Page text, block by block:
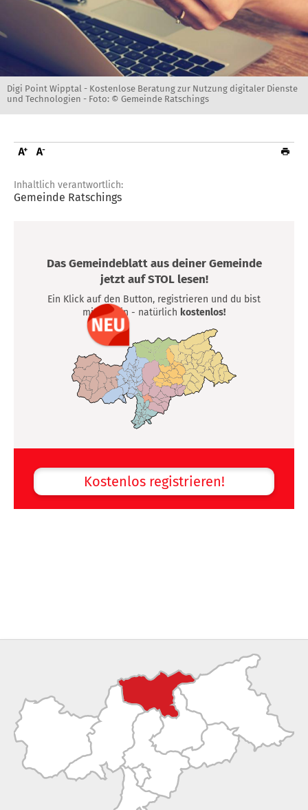
Digi Point Wipptal - Kostenlose Beratung zur Nutzung digitaler Dienste
und Technologien - Foto: © Gemeinde Ratschings
Inhaltlich verantwortlich:
Gemeinde Ratschings
Das Gemeindeblatt aus deiner Gemeinde
jetzt auf STOL lesen!
Ein Klick auf den Button, registrieren und du bist
mittendrin - natürlich kostenlos!
Kostenlos registrieren!